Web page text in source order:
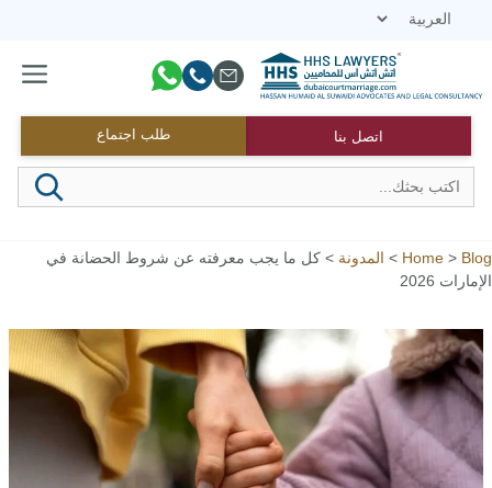
اتصل بنا طلب اجتماع
القائمة
Home > Blog
> المدونة > كل ما يجب معرفته عن شروط الحضانة في
الإمارات 2026